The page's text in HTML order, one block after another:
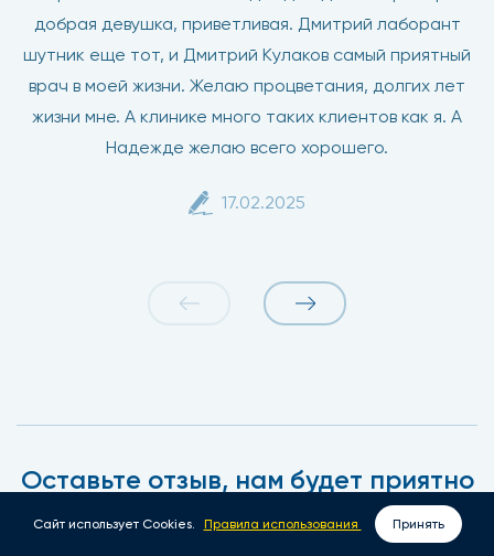
добрая девушка, приветливая. Дмитрий лаборант
шутник еще тот, и Дмитрий Кулаков самый приятный
врач в моей жизни. Желаю процветания, долгих лет
жизни мне. А клинике много таких клиентов как я. А
Надежде желаю всего хорошего.
17.02.2025
Оставьте отзыв, нам будет приятно
Сайт использует Cookies. Правила использования Принять
ВЫЗОВ ВРАЧА НА ДОМ ЗАПИСАТЬСЯ ОНЛАЙН